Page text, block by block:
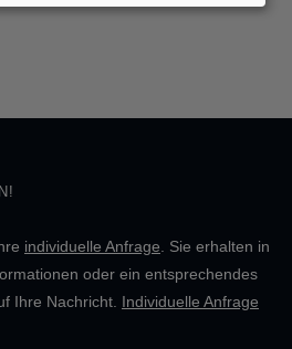
individuelle Anfrage . Sie erhalten in
oder ein entsprechendes
Ihre Nachricht. Individuelle Anfrage